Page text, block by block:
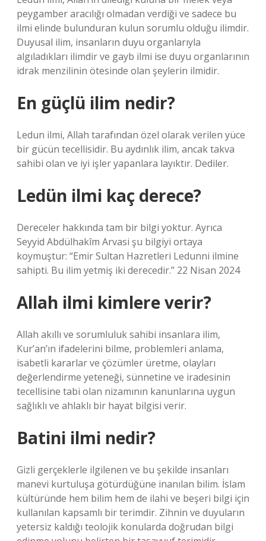
peygamber aracılığı olmadan verdiği ve sadece bu
ilmi elinde bulunduran kulun sorumlu olduğu ilimdir.
Duyusal ilim, insanların duyu organlarıyla
algıladıkları ilimdir ve gayb ilmi ise duyu organlarının
idrak menzilinin ötesinde olan şeylerin ilmidir.
En güçlü ilim nedir?
Ledun ilmi, Allah tarafından özel olarak verilen yüce
bir gücün tecellisidir. Bu aydınlık ilim, ancak takva
sahibi olan ve iyi işler yapanlara layıktır. Dediler.
Ledün ilmi kaç derece?
Dereceler hakkında tam bir bilgi yoktur. Ayrıca
Seyyid Abdülhakîm Arvasi şu bilgiyi ortaya
koymuştur: “Emir Sultan Hazretleri Ledunni ilmine
sahipti. Bu ilim yetmiş iki derecedir.” 22 Nisan 2024
Allah ilmi kimlere verir?
Allah akıllı ve sorumluluk sahibi insanlara ilim,
Kur’an’ın ifadelerini bilme, problemleri anlama,
isabetli kararlar ve çözümler üretme, olayları
değerlendirme yeteneği, sünnetine ve iradesinin
tecellisine tabi olan nizamının kanunlarına uygun
sağlıklı ve ahlaklı bir hayat bilgisi verir.
Batini ilmi nedir?
Gizli gerçeklerle ilgilenen ve bu şekilde insanları
manevi kurtuluşa götürdüğüne inanılan bilim. İslam
kültüründe hem bilim hem de ilahi ve beşeri bilgi için
kullanılan kapsamlı bir terimdir. Zihnin ve duyuların
yetersiz kaldığı teolojik konularda doğrudan bilgi